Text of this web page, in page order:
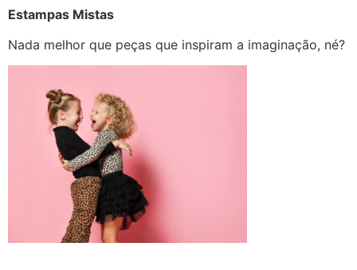
Estampas Mistas
Nada melhor que peças que inspiram a imaginação, né?